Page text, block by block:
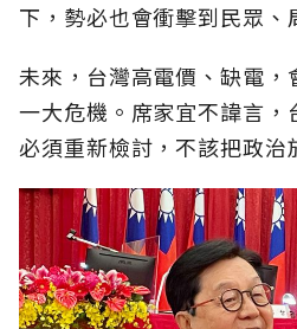
下，勢必也會衝擊到民眾、
未來，台灣高電價、缺電，
一大危機。席家宜不諱言
必須重新檢討，不該把政治